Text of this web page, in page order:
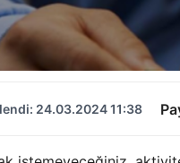
24.03.2024 11:38